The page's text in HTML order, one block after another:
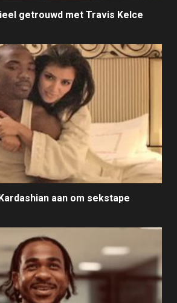
getrouwd met Travis Kelce
aan om sekstape